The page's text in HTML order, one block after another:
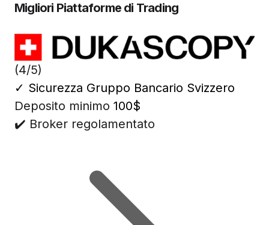
Migliori Piattaforme di Trading
(4/5)
✓ Sicurezza Gruppo Bancario Svizzero
Deposito minimo 100$
✔️ Broker regolamentato